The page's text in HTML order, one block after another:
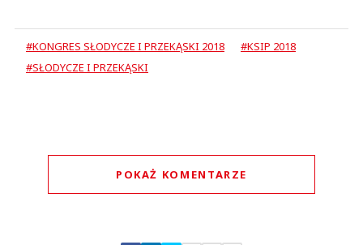
#KONGRES SŁODYCZE I PRZEKĄSKI 2018
#KSIP 2018
#SŁODYCZE I PRZEKĄSKI
POKAŻ KOMENTARZE